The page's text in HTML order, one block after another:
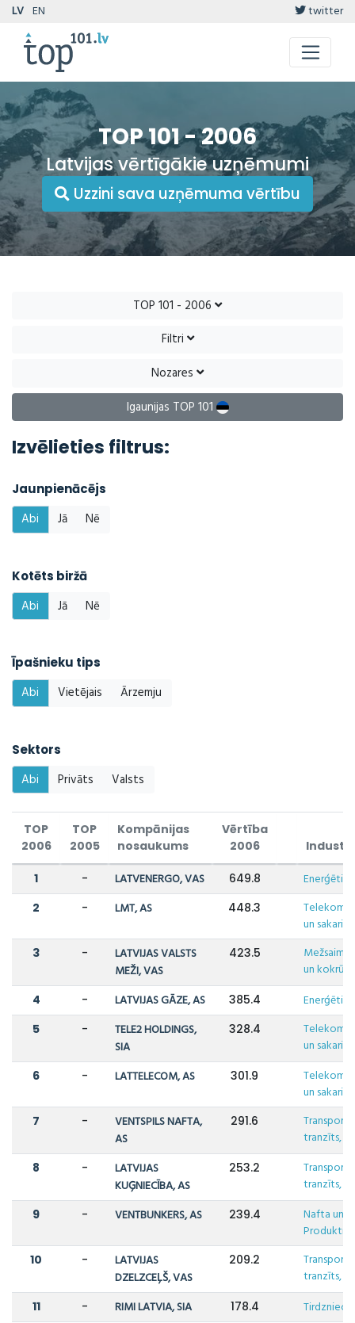
LV EN twitter
TOP 101 - 2006
Latvijas vērtīgākie uzņēmumi
Uzzini sava uzņēmuma vērtību
TOP 101 - 2006
Filtri
Nozares
Igaunijas TOP 101
Izvēlieties filtrus:
Jaunpienācējs
Abi Jā Nē
Kotēts biržā
Abi Jā Nē
Īpašnieku tips
Abi Vietējais Ārzemju
Sektors
Abi Privāts Valsts
TOP
2006
TOP
2005
Kompānijas
nosaukums
Vērtība
2006
1 - LATVENERGO, VAS 649.8 Enerģētika
2 - LMT, AS 448.3
un sakari
3 -
LATVIJAS VALSTS
MEŽI, VAS
423.5
un
4 - LATVIJAS GĀZE, AS 385.4 Enerģētika
5 -
TELE2 HOLDINGS,
SIA
328.4
un sakari
6 - LATTELECOM, AS 301.9
un sakari
7 -
VENTSPILS NAFTA,
AS
291.6
Transports,
tranzīts,
8 -
LATVIJAS
KUĢNIECĪBA, AS
253.2
Transports,
tranzīts,
9 - VENTBUNKERS, AS 239.4
Nafta un
Produkti
10 -
LATVIJAS
DZELZCEĻŠ, VAS
209.2
Transports,
tranzīts,
11 - RIMI LATVIA, SIA 178.4